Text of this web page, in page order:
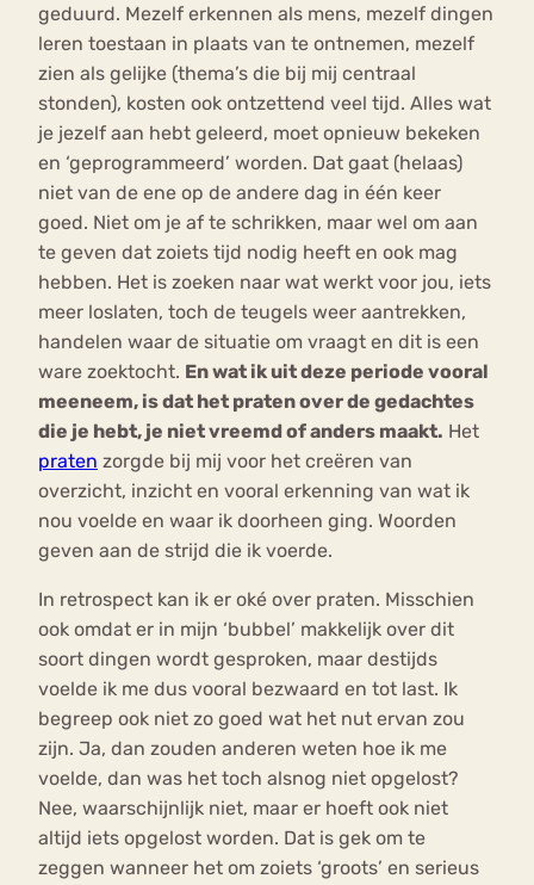
geduurd. Mezelf erkennen als mens, mezelf dingen
leren toestaan in plaats van te ontnemen, mezelf
zien als gelijke (thema’s die bij mij centraal
stonden), kosten ook ontzettend veel tijd. Alles wat
je jezelf aan hebt geleerd, moet opnieuw bekeken
en ‘geprogrammeerd’ worden. Dat gaat (helaas)
niet van de ene op de andere dag in één keer
goed. Niet om je af te schrikken, maar wel om aan
te geven dat zoiets tijd nodig heeft en ook mag
hebben. Het is zoeken naar wat werkt voor jou, iets
meer loslaten, toch de teugels weer aantrekken,
handelen waar de situatie om vraagt en dit is een
ware zoektocht. En wat ik uit deze periode vooral
meeneem, is dat het praten over de gedachtes
die je hebt, je niet vreemd of anders maakt. Het
praten zorgde bij mij voor het creëren van
overzicht, inzicht en vooral erkenning van wat ik
nou voelde en waar ik doorheen ging. Woorden
geven aan de strijd die ik voerde.
In retrospect kan ik er oké over praten. Misschien
ook omdat er in mijn ‘bubbel’ makkelijk over dit
soort dingen wordt gesproken, maar destijds
voelde ik me dus vooral bezwaard en tot last. Ik
begreep ook niet zo goed wat het nut ervan zou
zijn. Ja, dan zouden anderen weten hoe ik me
voelde, dan was het toch alsnog niet opgelost?
Nee, waarschijnlijk niet, maar er hoeft ook niet
altijd iets opgelost worden. Dat is gek om te
zeggen wanneer het om zoiets ‘groots’ en serieus